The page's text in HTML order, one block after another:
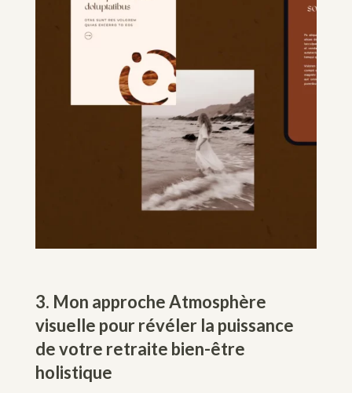
3. Mon approche Atmosphère
visuelle pour révéler la puissance
de votre retraite bien-être
holistique